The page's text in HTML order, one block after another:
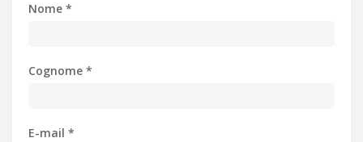
Nome *
Cognome *
E-mail *